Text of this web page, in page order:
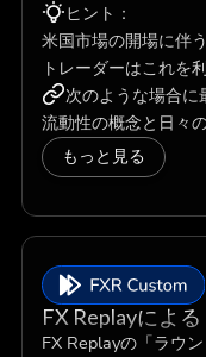
ヒント：
米国市場の開場に伴
トレーダーはこれを
次のような場合に
流動性の概念と日々
もっと見る
FX Replayによ
FX Replayの「ラウ